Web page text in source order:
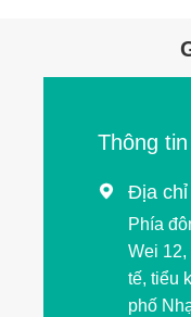
Thông
 Địa chỉ
Phía
Wei 12,
tế, tiểu
phố